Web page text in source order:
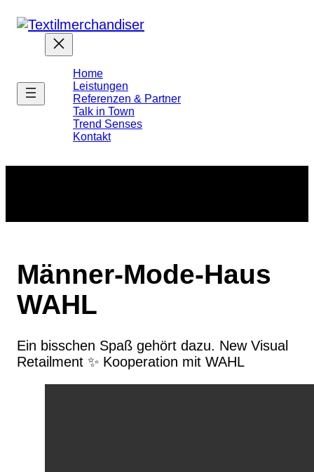
Home
Leistungen
Referenzen & Partner
Talk in Town
Trend Senses
Kontakt
Männer-Mode-Haus
WAHL
Ein bisschen Spaß gehört dazu. New Visual
Retailment ✨ Kooperation mit WAHL